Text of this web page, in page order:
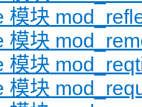
模块
模块
模块
模块